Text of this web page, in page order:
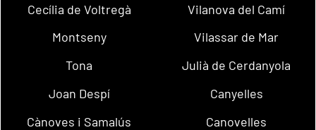
Cecília de Voltregà
Vilanova del Camí
Montseny
Vilassar de Mar
Tona
Julià de Cerdanyola
Joan Despí
Canyelles
Cànoves i Samalús
Canovelles